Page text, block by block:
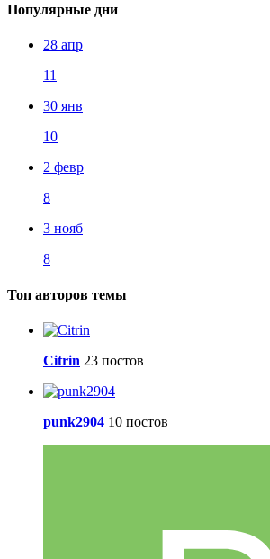
Популярные дни
28 апр
11
30 янв
10
2 февр
8
3 нояб
8
Топ авторов темы
Citrin 23 постов
punk2904 10 постов